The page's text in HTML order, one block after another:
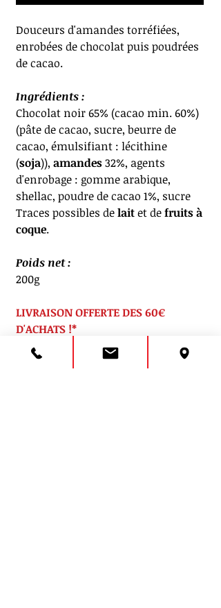
Douceurs d'amandes torréfiées,
enrobées de chocolat puis poudrées
de cacao.
Ingrédients :
Chocolat noir 65% (cacao min. 60%)
(pâte de cacao, sucre, beurre de
cacao, émulsifiant : lécithine
(soja)), amandes32%, agents
d'enrobage : gomme arabique,
shellac, poudre de cacao 1%, sucre
Traces possibles delaitet defruits à
coque.
Poids net :
200g
LIVRAISON OFFERTE DES 60€
D'ACHATS !*
*En France métropolitaine.
Emballage cadeau et